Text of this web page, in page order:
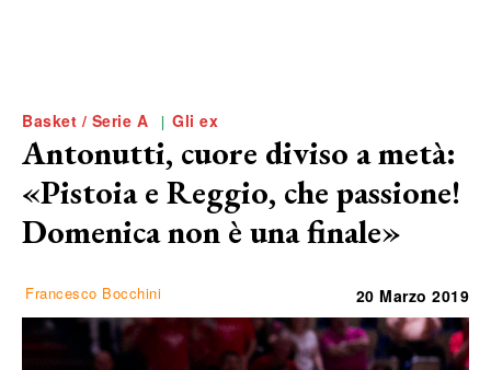
Basket / Serie A Gli ex
Antonutti, cuore diviso a metà:
«Pistoia e Reggio, che passione!
Domenica non è una finale»
Francesco Bocchini 20 Marzo 2019